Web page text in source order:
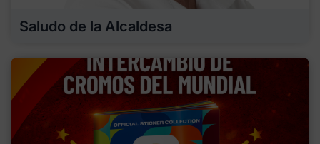
Saludo de la Alcaldesa